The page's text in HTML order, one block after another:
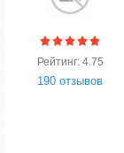
Рейтинг: 4.75
190 отзывов